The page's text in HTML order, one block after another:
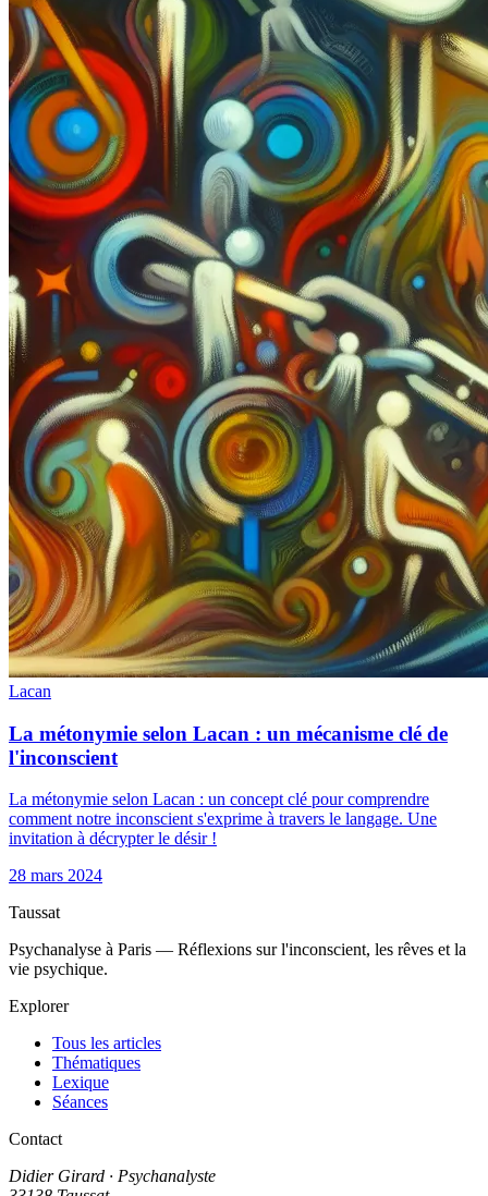
Lacan
La métonymie selon Lacan : un mécanisme clé de
l'inconscient
La métonymie selon Lacan : un concept clé pour comprendre
comment notre inconscient s'exprime à travers le langage. Une
invitation à décrypter le désir !
28 mars 2024
Taussat
Psychanalyse à Paris — Réflexions sur l'inconscient, les rêves et la
vie psychique.
Explorer
Tous les articles
Thématiques
Lexique
Séances
Contact
Didier Girard · Psychanalyste